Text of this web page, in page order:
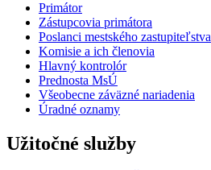
Primátor
Zástupcovia primátora
Poslanci mestského zastupiteľstva
Komisie a ich členovia
Hlavný kontrolór
Prednosta MsÚ
Všeobecne záväzné nariadenia
Úradné oznamy
Užitočné služby